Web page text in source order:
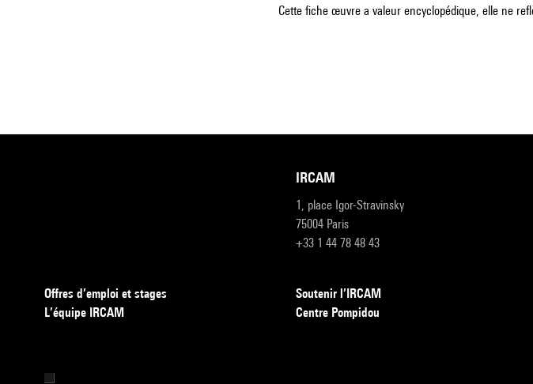
Cette fiche œuvre a valeur encyclopédique, elle ne
IRCAM
1, place Igor-Stravinsky
75004 Paris
+33 1 44 78 48 43
Offres d’emploi et stages
L’équipe IRCAM
Soutenir l’IRCAM
Centre Pompidou